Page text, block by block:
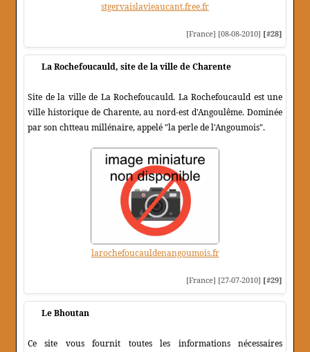
stgervaislavieaucant.free.fr
[France] [08-08-2010] [#28]
La Rochefoucauld, site de la ville de Charente
Site de la ville de La Rochefoucauld. La Rochefoucauld est une
ville historique de Charente, au nord-est d'Angoulême. Dominée
par son chtteau millénaire, appelé "la perle de l'Angoumois".
larochefoucauldenangoumois.fr
[France] [27-07-2010] [#29]
Le Bhoutan
Ce site vous fournit toutes les informations nécessaires